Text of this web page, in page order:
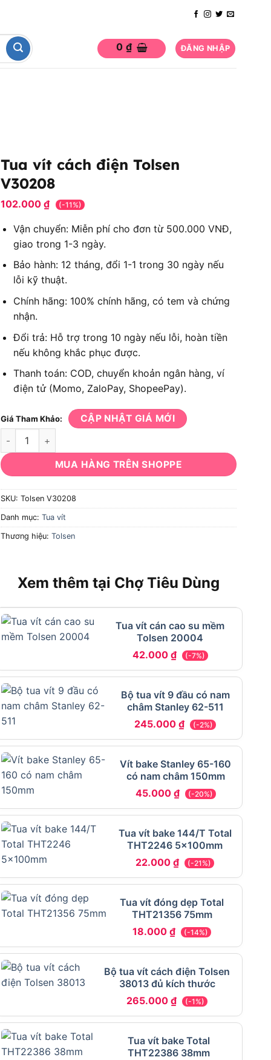
0 ₫ ĐĂNG NHẬP
Tua vít cách điện Tolsen
V30208
102.000 ₫ (-11%)
Vận chuyển: Miễn phí cho đơn từ 500.000 VNĐ,
giao trong 1-3 ngày.
Bảo hành: 12 tháng, đổi 1-1 trong 30 ngày nếu
lỗi kỹ thuật.
Chính hãng: 100% chính hãng, có tem và chứng
nhận.
Đổi trả: Hỗ trợ trong 10 ngày nếu lỗi, hoàn tiền
nếu không khắc phục được.
Thanh toán: COD, chuyển khoản ngân hàng, ví
điện tử (Momo, ZaloPay, ShopeePay).
Giá Tham Khảo: CẬP NHẬT GIÁ MỚI
Tua vít cách điện Tolsen V30208 số lượng
MUA HÀNG TRÊN SHOPPE
SKU: Tolsen V30208
Danh mục: Tua vít
Thương hiệu: Tolsen
Xem thêm tại Chợ Tiêu Dùng
Tua vít cán cao su mềm
Tolsen 20004
42.000 ₫ (-7%)
Bộ tua vít 9 đầu có nam
châm Stanley 62-511
245.000 ₫ (-2%)
Vít bake Stanley 65-160
có nam châm 150mm
45.000 ₫ (-20%)
Tua vít bake 144/T Total
THT2246 5x100mm
22.000₫ (-21%)
Tua vít đóng dẹp Total
THT21356 75mm
18.000₫ (-14%)
Bộ tua vít cách điện Tolsen
38013 đủ kích thước
265.000₫ (-1%)
Tua vít bake Total
THT22386 38mm